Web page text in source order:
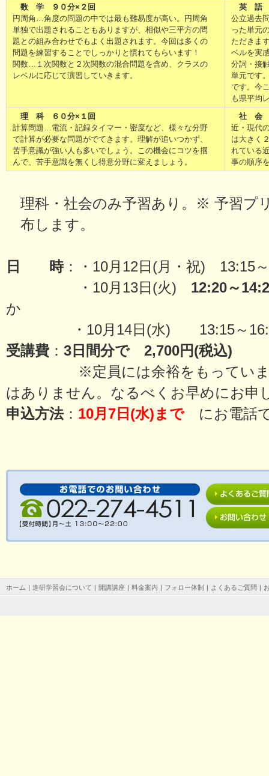
数 学 ９０分×２回
円周角…角度の問題の中では最も難易度が高い。円周角
単独で出題されることもありますが、相似や三平方の問
題との組み合わせでもよく出題されます。今回は多くの
問題を練習することでしっかりと慣れてもらいます！
関数…１次関数と２次関数の混合問題を含め、クラスの
レベルに応じて演習していきます。
英 語
公立過去
った単元
ただきま
ベルを実
分詞・接
単元です
です。今
も県平均
理 科 ６０分×１回
計算問題…電流・記録タイマー・密度など、様々な分野
で計算が必要な問題がでてきます。理解が追いつかず、
苦手意識が強い人も多いでしょう。この機会にコツを掴
んで、苦手意識を無くし得意分野に変えましょう。
社 会
近・現代
は大きく
れている
事の順序
理科・社会のみ予習あり。※ 予習プ
布しま
日 時：・10月12日(月・祝) 13:15
・10月13日(火) 12:20～
か
・10月14日(水) 13:15～
受講費 ： 3 日間分で 2,700円(税込)
※定員には余裕をもっています
はありません。なるべくお早めにお申
申込方法： 10月7日(水)まで にお電話
ホーム | 進研学習会について | 開講講座 | 料金案内 | フォロー体制 | よくあるご質問 |